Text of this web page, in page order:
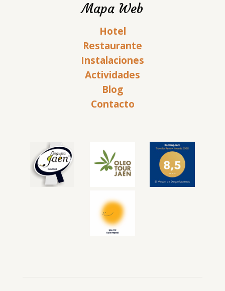
Mapa Web
Hotel
Restaurante
Instalaciones
Actividades
Blog
Contacto